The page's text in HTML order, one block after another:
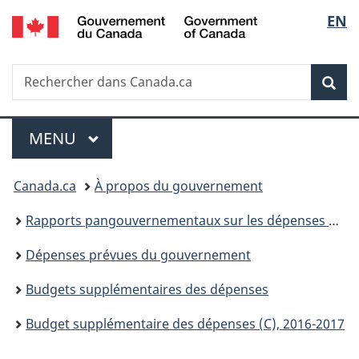
Passer
au
principal
Passer
à
Au
du
Passer
à
version
simplifiée
de
la
EN
Recherche
Rechercher
dans
Menu
MENU PRINCIPAL
Vous
êtes
ici :
Canada.ca
À propos du gouvernement
Rapports pangouvernementaux sur les dépenses et les activités
Dépenses prévues du gouvernement
Budgets supplémentaires des dépenses
Budget supplémentaire des dépenses (C), 2016-2017